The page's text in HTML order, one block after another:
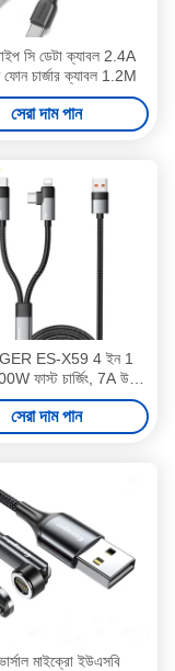
সি ডেটা ক্যাবল 2.4A
ফোন চার্জার ক্যাবল 1.2M
সেরা দাম পান
ES-X59 4 ইন 1
ফাস্ট চার্জিং, 7A উচ্চ
একাধিক ডিভাইসের জন্য
480Mbps ডেটা ট্রান্সফার
সেরা দাম পান
মাইক্রো ইউএসবি